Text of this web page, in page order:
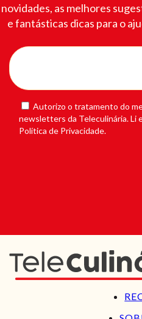
novidades, as melhores
e fantásticas dicas para o
Autorizo o tratamento do
newsletters da Teleculinária. Li
Política de Privacidade.